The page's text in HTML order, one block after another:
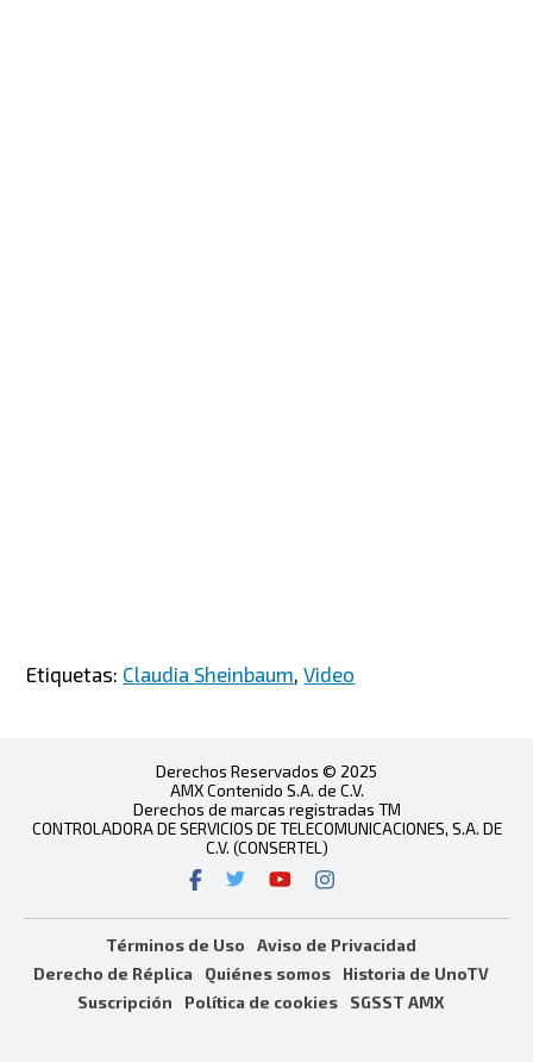
Etiquetas: Claudia Sheinbaum ,Video
Derechos Reservados © 2025
AMX Contenido S.A. de C.V.
Derechos de marcas registradas TM
CONTROLADORA DE SERVICIOS DE TELECOMUNICACIONES, S.A. DE
C.V. (CONSERTEL)
Términos de Uso
Aviso de Privacidad
Derecho de Réplica
Quiénes somos
Historia de UnoTV
Suscripción
Política de cookies SGSST AMX